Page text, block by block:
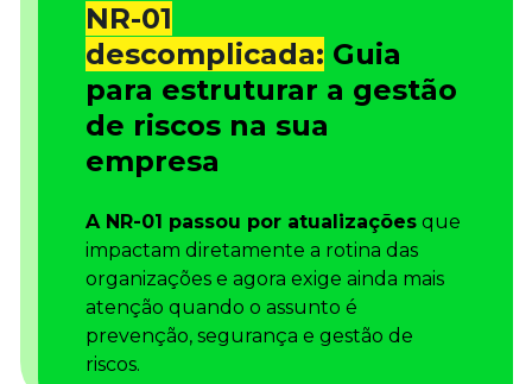
Legislação
Fique por dentro da lei
Pessoas e Cultura
Aprimore a cultura organizacional
Educação Financeira
Saiba como gerenciar o seu dinheiro
Para o Trabalhador
Tudo para facilitar a rotina
Imprensa
VR na Imprensa
Cursos
NR-01
descomplicada: Guia
para estruturar a gestão
de riscos na sua
empresa
A NR-01 passou por atualizações que
impactam diretamente a rotina das
organizações e agora exige ainda mais
atenção quando o assunto é
prevenção, segurança e gestão de
riscos.